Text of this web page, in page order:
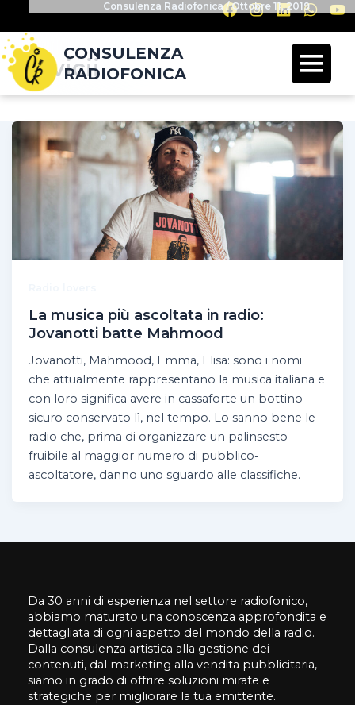
CONSULENZA
RADIOFONICA
Avicii
La musica più ascoltata in radio:
Jovanotti batte Mahmood
Consulenza Radiofonica/Ottobre 11, 2019
Jovanotti, Mahmood, Emma, Elisa: sono i nomi
che attualmente rappresentano la musica italiana e
con loro significa avere in cassaforte un bottino
sicuro conservato lì, nel tempo. Lo sanno bene le
radio che, prima di organizzare un palinsesto
fruibile al maggior numero di pubblico-
ascoltatore, danno uno sguardo alle classifiche.
Da 30 anni di esperienza nel settore radiofonico,
abbiamo maturato una conoscenza approfondita e
dettagliata di ogni aspetto del mondo della radio.
Dalla consulenza artistica alla gestione dei
contenuti, dal marketing alla vendita pubblicitaria,
siamo in grado di offrire soluzioni mirate e
strategiche per migliorare la tua emittente.